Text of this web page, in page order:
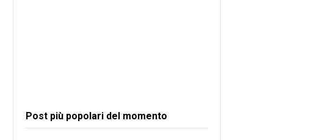
Post più popolari del momento